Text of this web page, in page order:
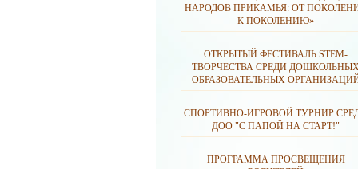
НАРОДОВ ПРИКАМЬЯ: ОТ
К ПОКОЛЕНИЮ»
ОТКРЫТЫЙ ФЕСТИВАЛЬ STEM-
ТВОРЧЕСТВА СРЕДИ
ОБРАЗОВАТЕЛЬНЫХ
СПОРТИВНО-ИГРОВОЙ ТУРНИР
ДОО "С ПАПОЙ НА СТАРТ!"
ПРОГРАММА ПРОСВЕЩЕНИЯ